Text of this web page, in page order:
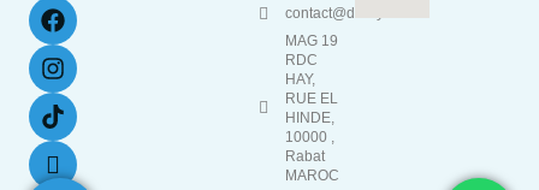
contact@draayv.ma
MAG 19
RDC
HAY,
RUE EL
HINDE,
10000 ,
Rabat
MAROC